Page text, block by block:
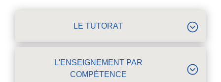
LE TUTORAT
L'ENSEIGNEMENT PAR
COMPÉTENCE